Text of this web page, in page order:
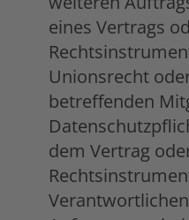
eines Vertrags
Unionsrecht
betreffenden
dem Vertrag